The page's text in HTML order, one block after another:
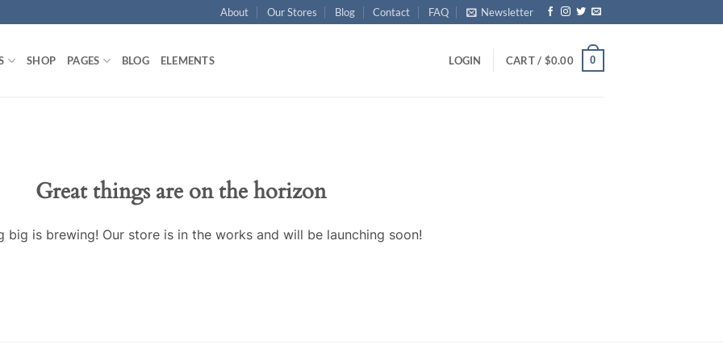
About Our Stores Blog Contact FAQ Newsletter
SHOP PAGES BLOG ELEMENTS LOGIN CART / $0.00 0
Great things are on the horizon
big is brewing! Our store is in the works and will be launching soon!